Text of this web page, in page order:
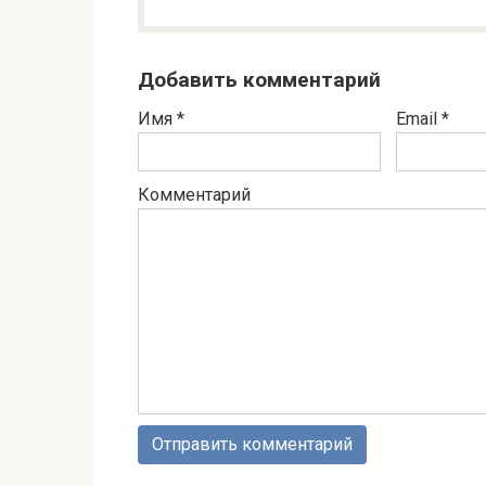
Добавить комментарий
Имя * Email *
Комментарий